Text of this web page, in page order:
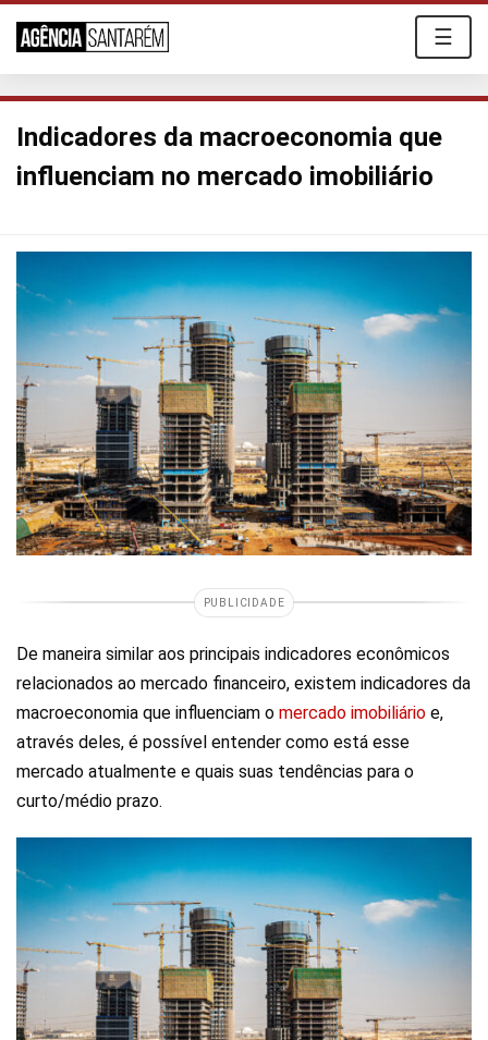
☰
Indicadores da macroeconomia que
influenciam no mercado imobiliário
PUBLICIDADE
De maneira similar aos principais indicadores econômicos
relacionados ao mercado financeiro, existem indicadores da
macroeconomia que influenciam o mercado imobiliário e,
através deles, é possível entender como está esse
mercado atualmente e quais suas tendências para o
curto/médio prazo.